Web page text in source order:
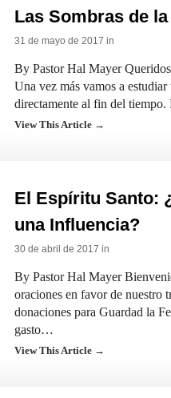
Las Sombras de
31 de mayo de 2017 in
By Pastor Hal Mayer
Una vez más vamos a
directamente al fin del tiempo.
View This Article →
El Espíritu Santo:
una Influencia?
30 de abril de 2017 in
By Pastor Hal Mayer
oraciones en favor de nuestro
donaciones para Guardad la
gasto…
View This Article →